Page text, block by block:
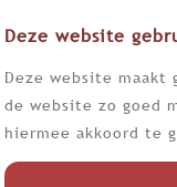
Deze website
Deze website
de website zo goed
hiermee akkoord te